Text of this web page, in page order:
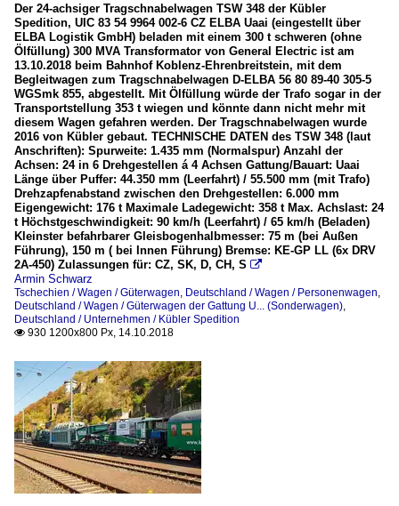
Der 24-achsiger Tragschnabelwagen TSW 348 der Kübler
Spedition, UIC 83 54 9964 002-6 CZ ELBA Uaai (eingestellt über
ELBA Logistik GmbH) beladen mit einem 300 t schweren (ohne
Ölfüllung) 300 MVA Transformator von General Electric ist am
13.10.2018 beim Bahnhof Koblenz-Ehrenbreitstein, mit dem
Begleitwagen zum Tragschnabelwagen D-ELBA 56 80 89-40 305-5
WGSmk 855, abgestellt. Mit Ölfüllung würde der Trafo sogar in der
Transportstellung 353 t wiegen und könnte dann nicht mehr mit
diesem Wagen gefahren werden. Der Tragschnabelwagen wurde
2016 von Kübler gebaut. TECHNISCHE DATEN des TSW 348 (laut
Anschriften): Spurweite: 1.435 mm (Normalspur) Anzahl der
Achsen: 24 in 6 Drehgestellen á 4 Achsen Gattung/Bauart: Uaai
Länge über Puffer: 44.350 mm (Leerfahrt) / 55.500 mm (mit Trafo)
Drehzapfenabstand zwischen den Drehgestellen: 6.000 mm
Eigengewicht: 176 t Maximale Ladegewicht: 358 t Max. Achslast: 24
t Höchstgeschwindigkeit: 90 km/h (Leerfahrt) / 65 km/h (Beladen)
Kleinster befahrbarer Gleisbogenhalbmesser: 75 m (bei Außen
Führung), 150 m ( bei Innen Führung) Bremse: KE-GP LL (6x DRV
2A-450) Zulassungen für: CZ, SK, D, CH, S 
Armin Schwarz
Tschechien / Wagen / Güterwagen Deutschland / Wagen / Personenwagen
Deutschland / Wagen / Güterwagen der Gattung U... (Sonderwagen)
Deutschland / Unternehmen / Kübler Spedition
 930 1200x800 Px, 14.10.2018